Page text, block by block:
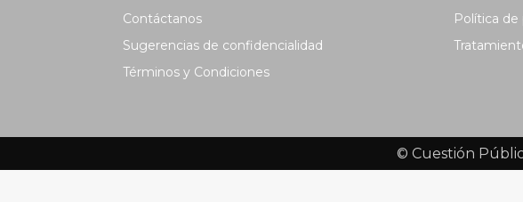
Contáctanos
Sugerencias de confidencialidad
Términos y Condiciones
Política de
© Cuestión